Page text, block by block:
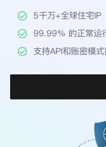
工具
帮助中心
5千万+全球住宅IP
99.99% 的正常运
支持API和账密模